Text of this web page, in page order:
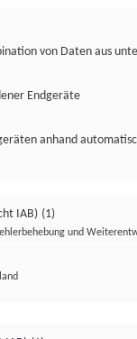
von Daten aus
Endgeräte
anhand
IAB) (1)
und